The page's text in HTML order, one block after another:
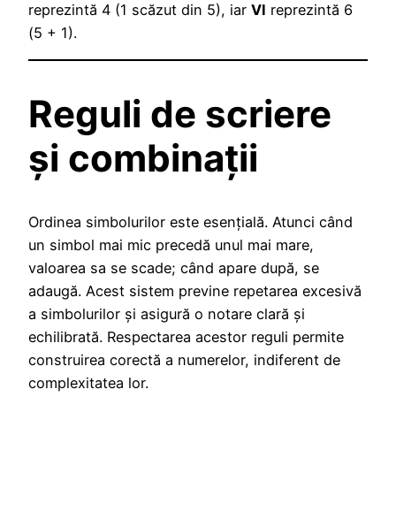
reprezintă 4 (1 scăzut din 5), iar VI reprezintă 6
(5 + 1).
Reguli de scriere
și combinații
Ordinea simbolurilor este esențială. Atunci când
un simbol mai mic precedă unul mai mare,
valoarea sa se scade; când apare după, se
adaugă. Acest sistem previne repetarea excesivă
a simbolurilor și asigură o notare clară și
echilibrată. Respectarea acestor reguli permite
construirea corectă a numerelor, indiferent de
complexitatea lor.